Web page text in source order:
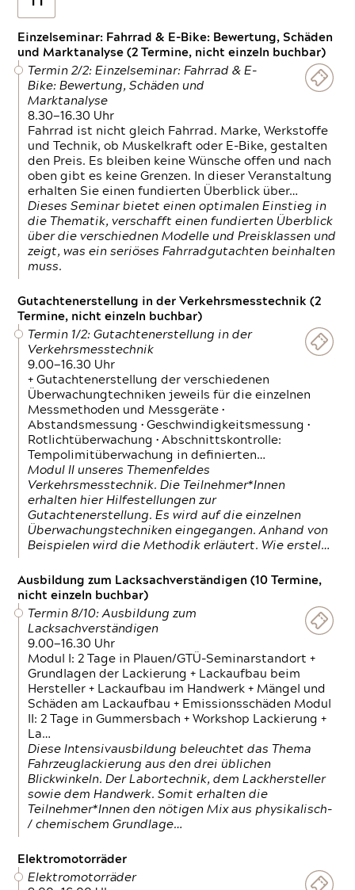
Einzelseminar: Fahrrad & E-Bike: Bewertung, Schäden
und Marktanalyse (2 Termine, nicht einzeln buchbar)
Termin 2/2: Einzelseminar: Fahrrad & E-
Bike: Bewertung, Schäden und
Marktanalyse
8.30—16.30 Uhr
Fahrrad ist nicht gleich Fahrrad. Marke, Werkstoffe
und Technik, ob Muskelkraft oder E-Bike, gestalten
den Preis. Es bleiben keine Wünsche offen und nach
oben gibt es keine Grenzen. In dieser Veranstaltung
erhalten Sie einen fundierten Überblick über…
Dieses Seminar bietet einen optimalen Einstieg in
die Thematik, verschafft einen fundierten Überblick
über die verschiednen Modelle und Preisklassen und
zeigt, was ein seriöses Fahrradgutachten beinhalten
muss.
Gutachtenerstellung in der Verkehrsmesstechnik (2
Termine, nicht einzeln buchbar)
Termin 1/2: Gutachtenerstellung in der
Verkehrsmesstechnik
9.00—16.30 Uhr
+ Gutachtenerstellung der verschiedenen
Überwachungtechniken jeweils für die einzelnen
Messmethoden und Messgeräte •
Abstandsmessung • Geschwindigkeitsmessung •
Rotlichtüberwachung • Abschnittskontrolle:
Tempolimitüberwachung in definierten…
Modul II unseres Themenfeldes
Verkehrsmesstechnik. Die Teilnehmer*Innen
erhalten hier Hilfestellungen zur
Gutachtenerstellung. Es wird auf die einzelnen
Überwachungstechniken eingegangen. Anhand von
Beispielen wird die Methodik erläutert. Wie erstel…
Ausbildung zum Lacksachverständigen (10 Termine,
nicht einzeln buchbar)
Termin 8/10: Ausbildung zum
Lacksachverständigen
9.00—16.30 Uhr
Modul I: 2 Tage in Plauen/GTÜ-Seminarstandort +
Grundlagen der Lackierung + Lackaufbau beim
Hersteller + Lackaufbau im Handwerk + Mängel und
Schäden am Lackaufbau + Emissionsschäden Modul
II: 2 Tage in Gummersbach + Workshop Lackierung +
La…
Diese Intensivausbildung beleuchtet das Thema
Fahrzeuglackierung aus den drei üblichen
Blickwinkeln. Der Labortechnik, dem Lackhersteller
sowie dem Handwerk. Somit erhalten die
Teilnehmer*Innen den nötigen Mix aus physikalisch-
/ chemischem Grundlage…
Elektromotorräder
Elektromotorräder